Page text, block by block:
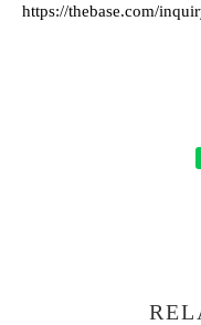
https://thebase.com/